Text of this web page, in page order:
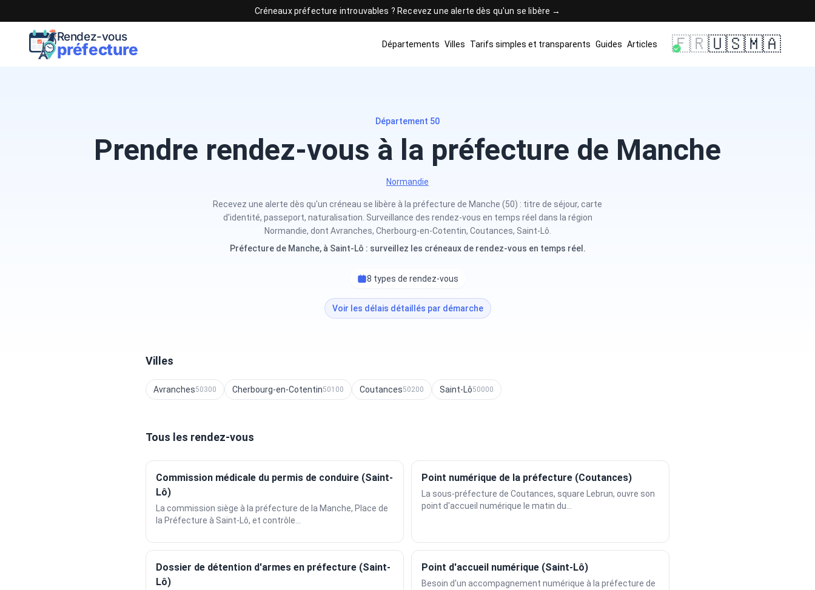
Créneaux préfecture introuvables ? Recevez une alerte dès qu'un se libère →
Rendez-vous
préfecture Départements Villes Tarifs simples et transparents Guides Articles 🇫🇷🇺🇸🇲🇦
Département 50
Prendre rendez-vous à la préfecture de Manche
Normandie
Recevez une alerte dès qu'un créneau se libère à la préfecture de Manche (50) : titre de séjour, carte
d'identité, passeport, naturalisation. Surveillance des rendez-vous en temps réel dans la région
Normandie, dont Avranches, Cherbourg-en-Cotentin, Coutances, Saint-Lô.
Préfecture de Manche, à Saint-Lô : surveillez les créneaux de rendez-vous en temps réel.
8 types de rendez-vous
Voir les délais détaillés par démarche
Villes
Avranches50300 Cherbourg-en-Cotentin50100 Coutances50200 Saint-Lô50000
Tous les rendez-vous
Commission médicale du permis de conduire (Saint-
Lô)
La commission siège à la préfecture de la Manche, Place de
la Préfecture à Saint-Lô, et contrôle...
Point numérique de la préfecture (Coutances)
La sous-préfecture de Coutances, square Lebrun, ouvre son
point d'accueil numérique le matin du...
Dossier de détention d'armes en préfecture (Saint-
Lô)
Point d'accueil numérique (Saint-Lô)
Besoin d'un accompagnement numérique à la préfecture de